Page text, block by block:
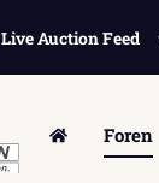
Live Auction Feed
Foren